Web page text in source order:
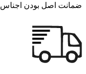
ضمانت اصل بودن اجناس